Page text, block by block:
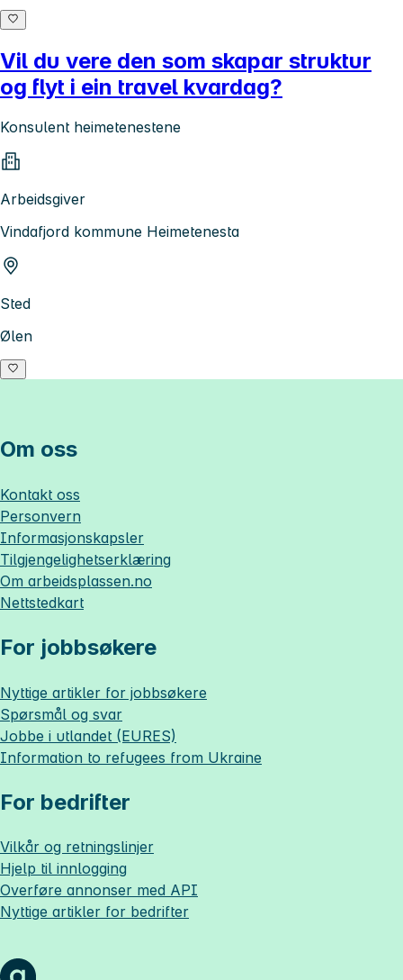
Vil du vere den som skapar struktur
og flyt i ein travel kvardag?
Konsulent heimetenestene
Arbeidsgiver
Vindafjord kommune Heimetenesta
Sted
Ølen
Om oss
Kontakt oss
Personvern
Informasjonskapsler
Tilgjengelighetserklæring
Om arbeidsplassen.no
Nettstedkart
For jobbsøkere
Nyttige artikler for jobbsøkere
Spørsmål og svar
Jobbe i utlandet (EURES)
Information to refugees from Ukraine
For bedrifter
Vilkår og retningslinjer
Hjelp til innlogging
Overføre annonser med API
Nyttige artikler for bedrifter